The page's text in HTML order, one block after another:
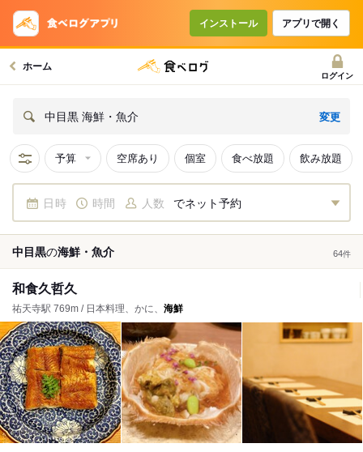
インストール アプリで開く
ホーム
ログイン
中目黒 海鮮・魚介 変更
予算 空席あり 個室 食べ放題 飲み放題
日時 時間 人数 でネット予約
中目黒の海鮮・魚介 64件
和食久哲久
祐天寺駅 769m / 日本料理、かに、 海鮮